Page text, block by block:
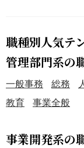
職種別人気テ
管理部門系の
一般事務 総務
教育
事業全般
事業開発系の